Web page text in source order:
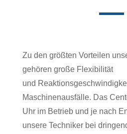
Zu den größten Vorteilen
gehören große Flexibilität
und
Maschinenausfälle. Das
Uhr im Betrieb und je nach
unsere Techniker bei